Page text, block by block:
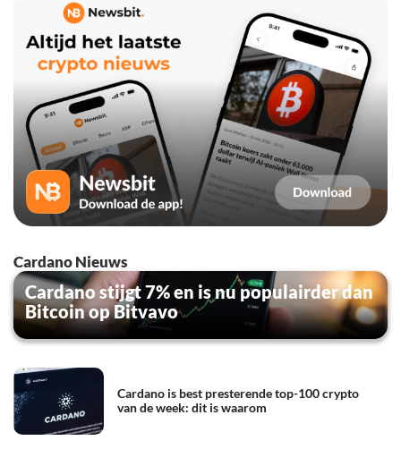
Cardano Nieuws
Cardano stijgt 7% en is nu populairder dan
Bitcoin op Bitvavo
Cardano is best presterende top-100 crypto
van de week: dit is waarom